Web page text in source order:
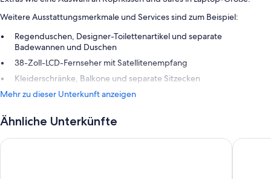
Weitere Ausstattungsmerkmale und Services sind zum Beispiel:
Regenduschen, Designer-Toilettenartikel und separate
Badewannen und Duschen
38-Zoll-LCD-Fernseher mit Satellitenempfang
Kleiderschränke, Balkone und separate Sitzecken
Mehr zu dieser Unterkunft anzeigen
Ähnliche Unterkünfte
Grand Park Hotel Rovinj by Maistra Collection Angelo